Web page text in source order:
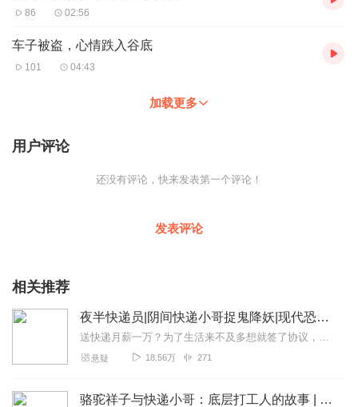
86 02:56
车子被盗，心情跌入谷底
101 04:43
加载更多
用户评论
还没有评论，快来发表第一个评论！
发表评论
相关推荐
夜半快递员|阴间快递小哥捉鬼降妖|现代恐怖悬疑多人剧
送快递月薪一万？为了生活来不及多想就签了协议，可是为什么收件的人……听了不该听的，见了不该见的，这条阴间快递员之路已经回不了头了，欲语还休的经理，缺肢断臂的行人...
悬疑 18.56万 271
骆驼祥子与快递小哥：底层打工人的故事 | 老舍：四世同堂、茶馆 | 我在北京送快递